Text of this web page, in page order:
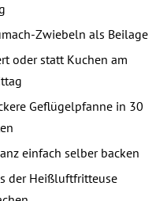
Zwiebeln als Beilage
oder statt Kuchen am
Geflügelpfanne in 30
einfach selber backen
der Heißluftfritteuse